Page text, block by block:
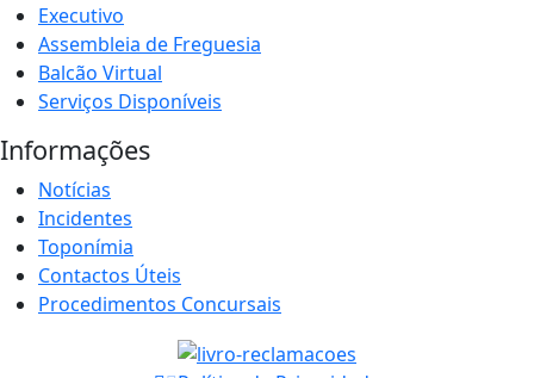
Executivo
Assembleia de Freguesia
Balcão Virtual
Serviços Disponíveis
Informações
Notícias
Incidentes
Toponímia
Contactos Úteis
Procedimentos Concursais